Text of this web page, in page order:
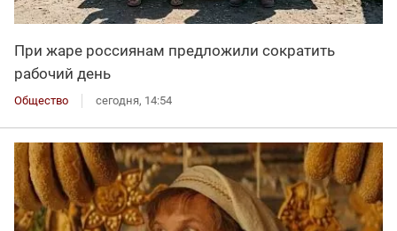
При жаре россиянам предложили сократить
рабочий день
Общество сегодня, 14:54